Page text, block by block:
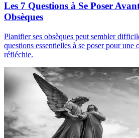
Les 7 Questions à Se Poser
Obsèques
Planifier ses obsèques peut sembler
questions essentielles à se poser pour une
réfléchie.